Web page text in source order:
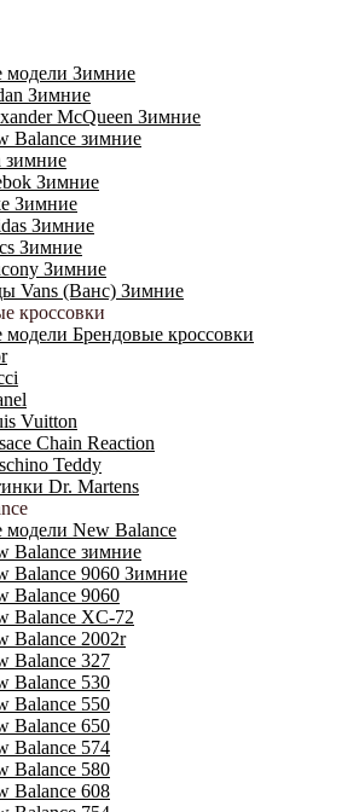
модели Зимние
Зимние
McQueen Зимние
Balance зимние
зимние
Зимние
Зимние
Зимние
Зимние
Зимние
Vans (Ванс) Зимние
кроссовки
модели Брендовые кроссовки
Vuitton
Chain Reaction
Teddy
Dr. Martens
модели New Balance
Balance зимние
Balance 9060 Зимние
Balance 9060
Balance XC-72
Balance 2002r
Balance 327
Balance 530
Balance 550
Balance 650
Balance 574
Balance 580
Balance 608